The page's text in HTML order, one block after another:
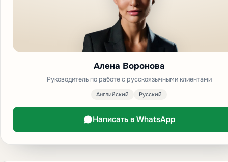
Алена Воронова
Руководитель по работе с русскоязычными клиентами
Английский Русский
Написать в WhatsApp